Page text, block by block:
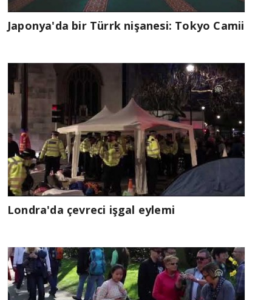
Japonya'da bir Türrk nişanesi: Tokyo Camii
Londra'da çevreci işgal eylemi